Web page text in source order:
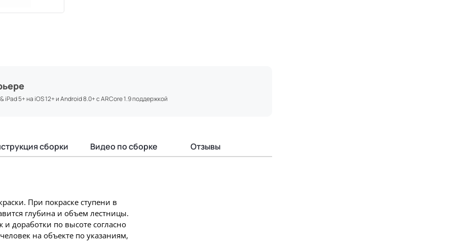
5+ на iOS 12+ и Android 8.0+ с ARCore 1.9 поддержкой
сборки Видео по сборке Отзывы
При покраске ступени в
глубина и объем лестницы.
доработки по высоте согласно
на объекте по указаниям,